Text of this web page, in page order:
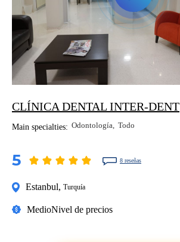
CLÍNICA DENTAL INTER-DENT
Main specialties: Odontología Todo
5 8 reseñas
Estanbul, Turquía
MedioNivel de precios